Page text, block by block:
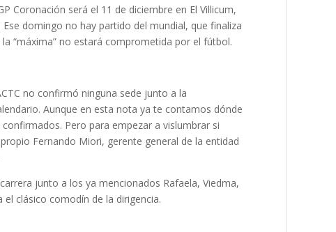
Coronación será el 11 de diciembre en El Villicum,
domingo no hay partido del mundial, que finaliza
“máxima” no estará comprometida por el fútbol.
no confirmó ninguna sede junto a la
Aunque en esta nota ya te contamos dónde
Pero para empezar a vislumbrar si
Fernando Miori, gerente general de la entidad
junto a los ya mencionados Rafaela, Viedma,
el clásico comodín de la dirigencia.